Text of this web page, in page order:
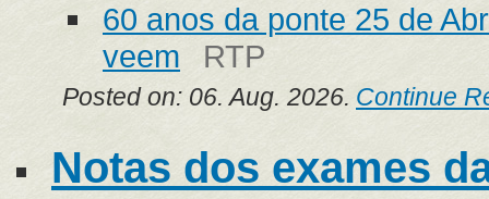
60 anos da ponte 25 de
veem
RTP
Posted on: 06. Aug. 2026. Continue
Notas dos exames